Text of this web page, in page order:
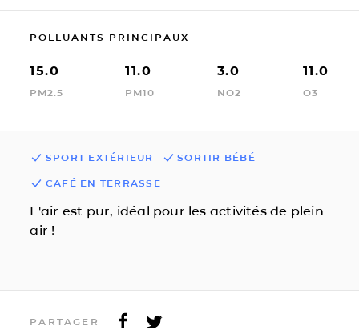
POLLUANTS PRINCIPAUX
15.0
PM2.5
11.0
PM10
3.0
NO2
11.0
O3
SPORT EXTÉRIEUR SORTIR BÉBÉ
CAFÉ EN TERRASSE
L'air est pur, idéal pour les activités de plein
air !
PARTAGER